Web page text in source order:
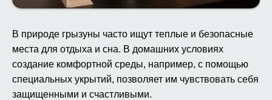
В природе грызуны часто ищут теплые и безопасные
места для отдыха и сна. В домашних условиях
создание комфортной среды, например, с помощью
специальных укрытий, позволяет им чувствовать себя
защищенными и счастливыми.